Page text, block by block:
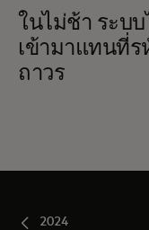
ในไม่ช้า ระบ
เข้ามาแทนที่ร
ถาวร
2024